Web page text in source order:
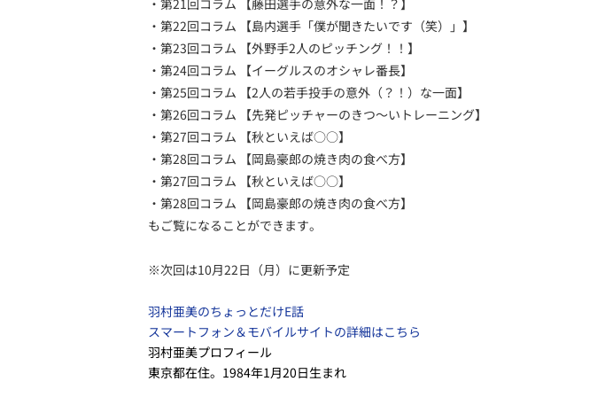
・第22回コラム 【島内選手「僕が聞きたいです（笑）」】
・第23回コラム 【外野手2人のピッチング！！】
・第24回コラム 【イーグルスのオシャレ番長】
・第25回コラム 【2人の若手投手の意外（？！）な一面】
・第26回コラム 【先発ピッチャーのきつ～いトレーニング】
・第27回コラム 【秋といえば○○】
・第28回コラム 【岡島豪郎の焼き肉の食べ方】
・第27回コラム 【秋といえば○○】
・第28回コラム 【岡島豪郎の焼き肉の食べ方】
もご覧になることができます。
※次回は10月22日（月）に更新予定
羽村亜美のちょっとだけE話
スマートフォン＆モバイルサイトの詳細はこちら
羽村亜美プロフィール
東京都在住。1984年1月20日生まれ